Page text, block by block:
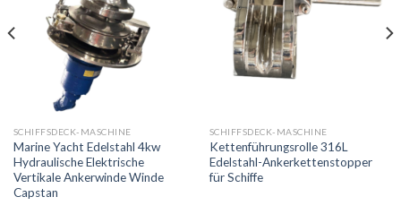
SCHIFFSDECK-MASCHINE
Marine Yacht Edelstahl 4kw
Hydraulische Elektrische
Vertikale Ankerwinde Winde
Capstan
SCHIFFSDECK-MASCHINE
Kettenführungsrolle 316L
Edelstahl-Ankerkettenstopper
für Schiffe